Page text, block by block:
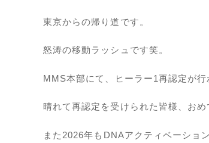
東京からの帰り道です。
怒涛の移動ラッシュです笑。
MMS本部にて、ヒーラー1再認定が行
晴れて再認定を受けられた皆様、お
また2026年もDNAアクティベーショ